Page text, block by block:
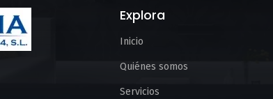
Explora
Inicio
Quiénes somos
Servicios